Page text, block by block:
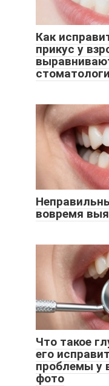
Как
прикус у
вовремя
Что такое
его
проблемы у
фото